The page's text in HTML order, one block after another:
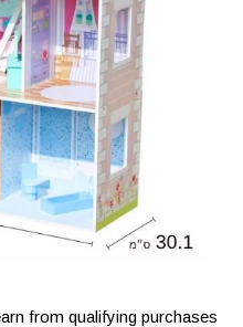
from qualifying purchases.